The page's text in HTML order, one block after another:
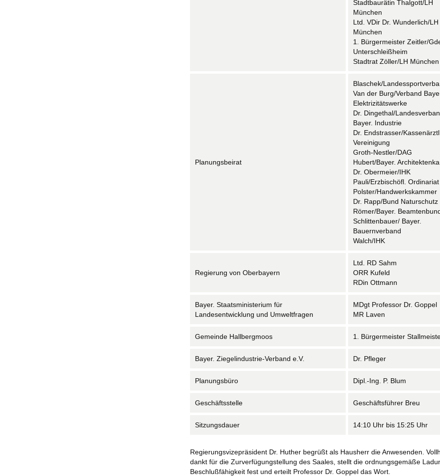
Stadtbaurätin Thalgott/LH
München
Ltd. VDir Dr. Wunderlich/LH
München
1. Bürgermeister Zeitler/
Unterschleißheim
Stadtrat Zöller/LH München
Planungsbeirat
Blaschek/
Van der Burg/Verband
Elektrizitätswerke
Dr. Dingethal/
Bayer. Industrie
Dr. Endstrasser/
Vereinigung
Groth-Nestler/DAG
Hubert/Bayer.
Dr. Obermeier/IHK
Pauli/Erzbischöfl. Ordinariat
Polster/Handwerkskammer
Dr. Rapp/Bund Naturschutz
Römer/Bayer.
Schlittenbauer/ Bayer.
Bauernverband
Walch/IHK
Regierung von Oberbayern
Ltd. RD Sahm
ORR Kufeld
RDin Ottmann
Bayer. Staatsministerium für
Landesentwicklung und Umweltfragen
MDgt Professor Dr. Goppel
MR Laven
Gemeinde Hallbergmoos 1. Bürgermeister
Bayer. Ziegelindustrie-Verband e.V. Dr. Pfleger
Planungsbüro Dipl.-Ing. P. Blum
Geschäftsstelle Geschäftsführer Breu
Sitzungsdauer 14:10 Uhr bis 15:25 Uhr
Regierungsvizepräsident Dr. Huther begrüßt als Hausherr die Anwesenden.
dankt für die Zurverfügungstellung des Saales, stellt die ordnungsgemäße
Beschlußfähigkeit fest und erteilt Professor Dr. Goppel das Wort.